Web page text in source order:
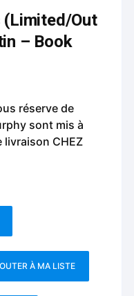
(Limited/Out
– Book
réserve de
sont mis à
livraison CHEZ
À MA LISTE